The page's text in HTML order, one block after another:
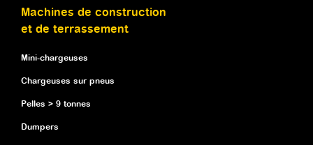
Machines de construction
et de terrassement
Mini-chargeuses
Chargeuses sur pneus
Pelles > 9 tonnes
Dumpers